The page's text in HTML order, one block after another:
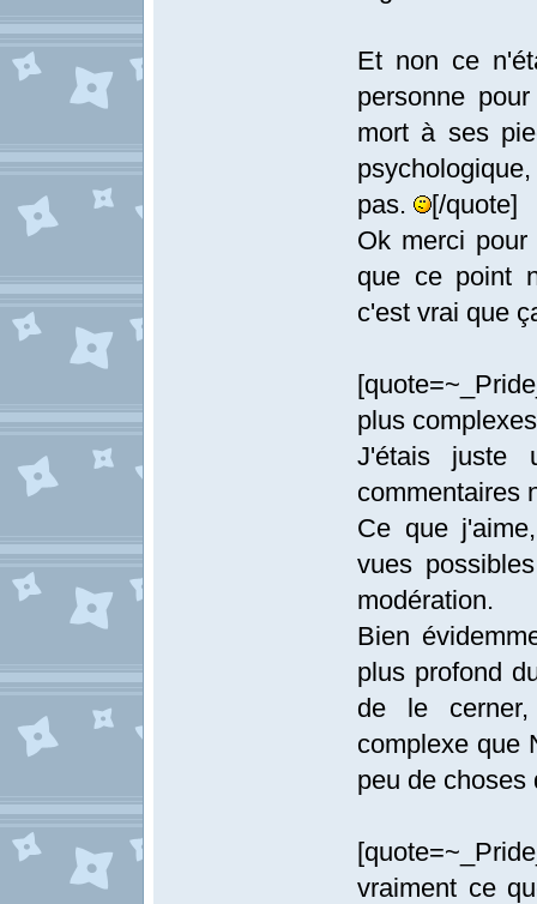
Et non ce
personne
mort à ses
pas.
[/quote]
Ok merci
que ce point
c'est vrai que
plus
J'étais juste
commentaires
Ce que
vues
modération.
Bien
plus profond
de le
complexe que
peu de choses
vraiment ce